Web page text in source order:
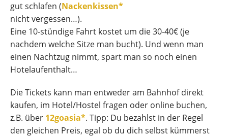
gut schlafen (Nackenkissen*
nicht vergessen…).
Eine 10-stündige Fahrt kostet um die 30-40€ (je
nachdem welche Sitze man bucht). Und wenn man
einen Nachtzug nimmt, spart man so noch einen
Hotelaufenthalt…
Die Tickets kann man entweder am Bahnhof direkt
kaufen, im Hotel/Hostel fragen oder online buchen,
z.B. über 12goasia*. Tipp: Du bezahlst in der Regel
den gleichen Preis, egal ob du dich selbst kümmerst